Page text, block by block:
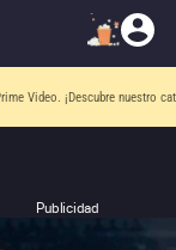
Video. ¡Descubre nuestro
Publicidad